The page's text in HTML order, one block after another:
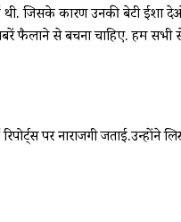
कारण उनकी बेटी ईशा
फैलाने से बचना चाहिए. हम
पर नाराजगी